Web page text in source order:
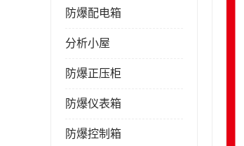
防爆配电箱
分析小屋
防爆正压柜
防爆仪表箱
防爆控制箱